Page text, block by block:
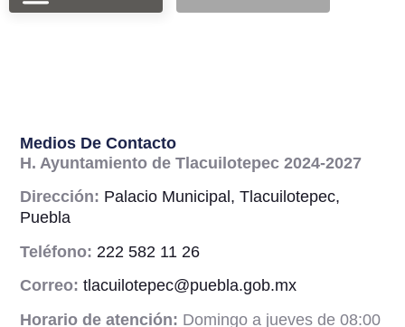
Medios De Contacto
H. Ayuntamiento de Tlacuilotepec 2024-2027
Dirección: Palacio Municipal, Tlacuilotepec,
Puebla
Teléfono: 222 582 11 26
Correo: tlacuilotepec@puebla.gob.mx
Horario de atención: Domingo a jueves de 08:00